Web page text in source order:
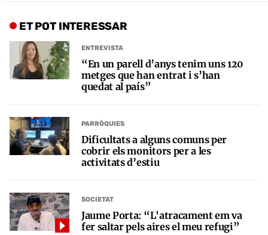
ET POT INTERESSAR
ENTREVISTA
“En un parell d’anys tenim uns 120
metges que han entrat i s’han
quedat al país”
PARRÒQUIES
Dificultats a alguns comuns per
cobrir els monitors per a les
activitats d’estiu
SOCIETAT
Jaume Porta: “L'atracament em va
fer saltar pels aires el meu refugi”